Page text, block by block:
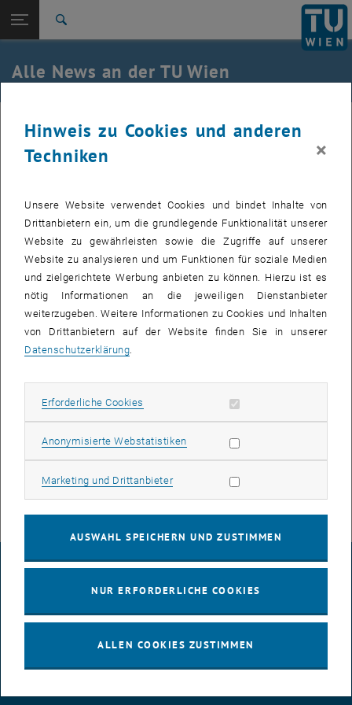
TU Login
Quicklinks
Quicklinks-Menü umschalten
Studium
Karriere
Zurück: Subseiten von TU Wien Startseite auflisten
Zurück zur letzten Ebene:
TU Wien Startseite
Übersicht
Alle News an der TU Wien
20. November 2013
Tipp der Woche: Soforthilfe bei Stress
Erstellt vonEsther Domburg
Gerade rechtzeitig bevor der Stress zu Jahresende sich dem
Höhepunkt nähert, stellen wir Ihnen im aktuellen Tipp der
Woche eine Methode vor, die Ihnen helfen kann mit sehr
belastenden Situationen umzugehen.
In diesem Sinne: Schaffen Sie Abhilfe:
<link http: www.tuwien.ac.at
dle personalentwicklung betriebliche_gesundheitsfoerderung
tipp_der_woche_gesundheit_fuer_zwischendurch _blank
link_intern>Login Intranet - rechte Spalte
IMPRESSUM
BARRIEREFREIHEITSERKLÄRUNG
Hinweis zu Cookies und anderen
Techniken
×
Unsere Website verwendet Cookies und bindet Inhalte von
Drittanbietern ein, um die grundlegende Funktionalität unserer
Website zu gewährleisten sowie die Zugriffe auf unserer
Website zu analysieren und um Funktionen für soziale Medien
und zielgerichtete Werbung anbieten zu können. Hierzu ist es
nötig Informationen an die jeweiligen Dienstanbieter
weiterzugeben. Weitere Informationen zu Cookies und Inhalten
von Drittanbietern auf der Website finden Sie in unserer
Datenschutzerklärung.
Erforderliche Cookies Erforderliche Cookies zulassen
Anonymisierte WebstatistikenStatistik Cookies zulassen
Marketing und DrittanbieterMarketing Cookies zulassen
AUSWAHL SPEICHERN UND ZUSTIMMEN
NUR ERFORDERLICHE COOKIES
ALLEN COOKIES ZUSTIMMEN